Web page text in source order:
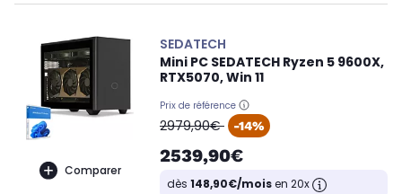
Comparer
SEDATECH
Mini PC SEDATECH Ryzen 5 9600X,
RTX5070, Win 11
Prix de référence
oldPrice
2979,90€ -14%
2539,90€
dès 148,90€/moisen 20x